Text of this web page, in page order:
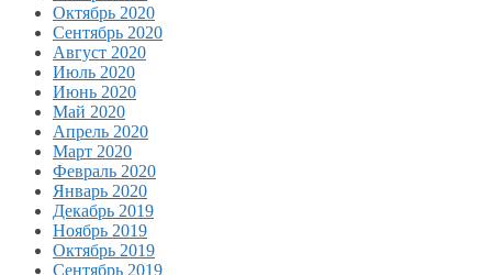
Октябрь 2020
Сентябрь 2020
Август 2020
Июль 2020
Июнь 2020
Май 2020
Апрель 2020
Март 2020
Февраль 2020
Январь 2020
Декабрь 2019
Ноябрь 2019
Октябрь 2019
Сентябрь 2019